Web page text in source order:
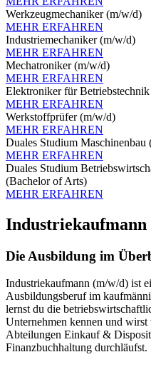
Werkzeugmechaniker (m/w/d)
MEHR ERFAHREN
Industriemechaniker (m/w/d)
MEHR ERFAHREN
Mechatroniker (m/w/d)
MEHR ERFAHREN
Elektroniker für
MEHR ERFAHREN
Werkstoffprüfer (m/w/d)
MEHR ERFAHREN
Duales Studium
MEHR ERFAHREN
Duales Studium
(Bachelor of Arts)
MEHR ERFAHREN
Industriekaufmann
Die Ausbildung im
Industriekaufmann (m/w/d) ist
Ausbildungsberuf im
lernst du die
Unternehmen kennen und
Abteilungen Einkauf &
Finanzbuchhaltung durchläufst.